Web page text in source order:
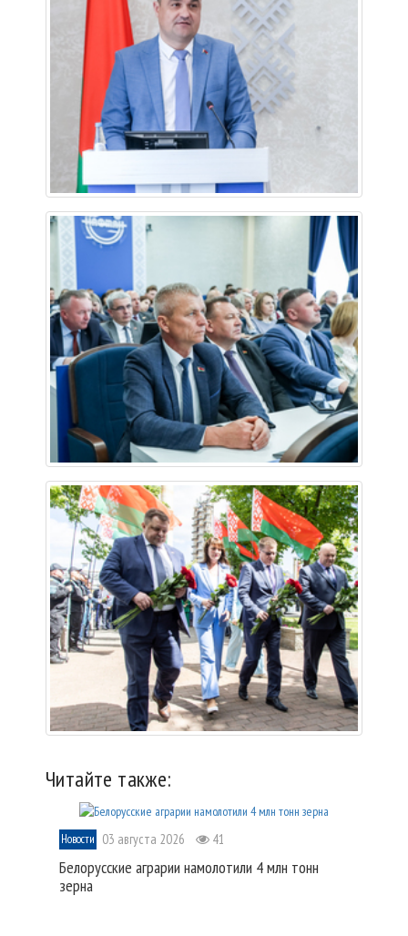
Читайте также:
Новости 03 августа 2026 41
Белорусские аграрии намолотили 4 млн тонн
зерна